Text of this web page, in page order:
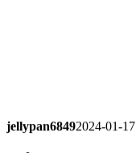
jellypan68492024-01-17